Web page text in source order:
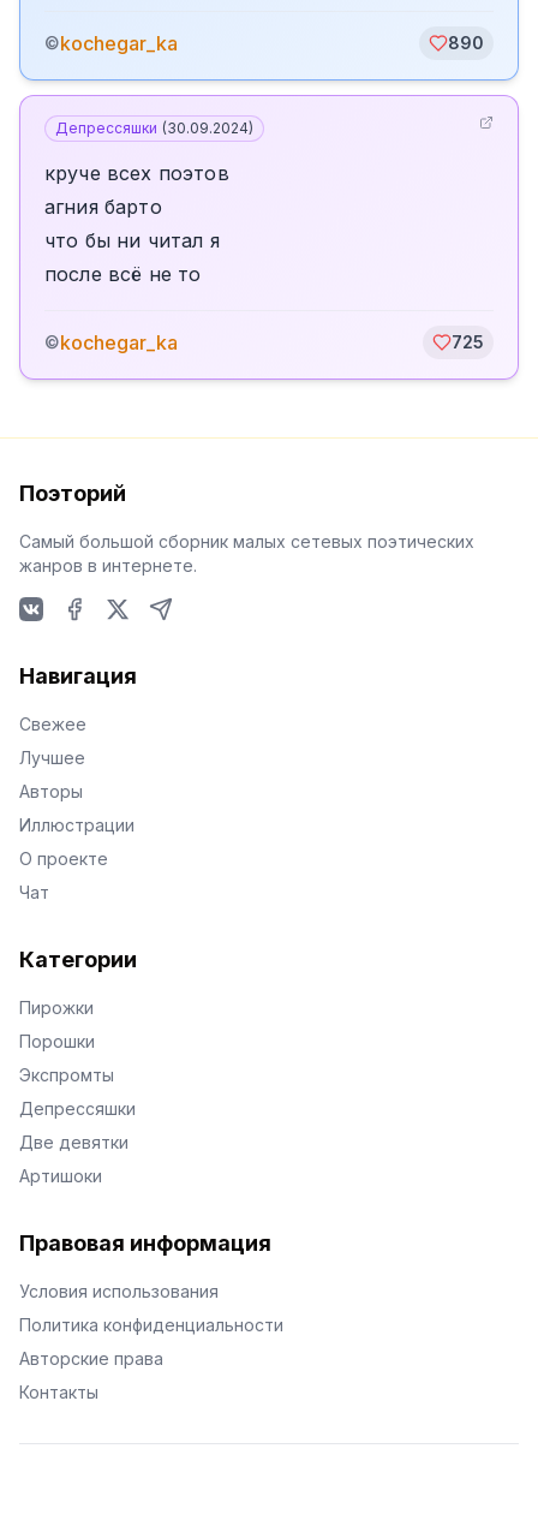
©kochegar_ka 890
Депрессяшки (30.09.2024)
круче всех поэтов
агния барто
что бы ни читал я
после всё не то
©kochegar_ka 725
Поэторий
Самый большой сборник малых сетевых поэтических
жанров в интернете.
Навигация
Свежее
Лучшее
Авторы
Иллюстрации
О проекте
Чат
Категории
Пирожки
Порошки
Экспромты
Депрессяшки
Две девятки
Артишоки
Правовая информация
Условия использования
Политика конфиденциальности
Авторские права
Контакты